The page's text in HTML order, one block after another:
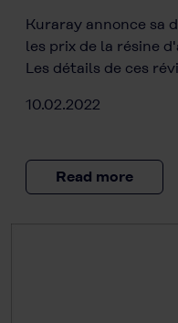
Kuraray annonce sa
les prix de la résine
Les détails de ces
10.02.2022
Read more